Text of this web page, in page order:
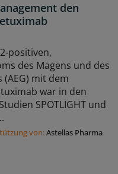
den
positiven,
des Magens und des
mit dem
war in den
SPOTLIGHT und
von:Astellas Pharma